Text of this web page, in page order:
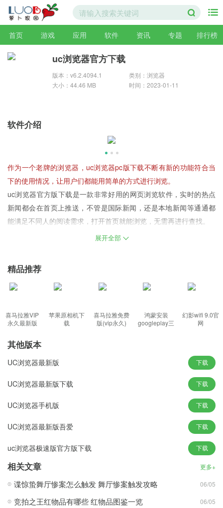
首页 游戏 应用 软件 资讯 专题 排行榜
uc浏览器官方下载
版本：v6.2.4094.1
类别：浏览器
大小：44.46 MB
时间：2023-01-11
软件介绍
作为一个老牌的浏览器，uc浏览器pc版下载不断有新的功能符合当
下的使用情况，让用户们都能用简单的方式进行浏览。
uc浏览器官方版下载是一款非常好用的网页浏览软件，实时的热点
新闻都会在首页上推送，不管是国际新闻，还是本地新闻等通通都
能满足不同人的阅读需求，打开首页就能浏览，无需再进行查找。
账号就搞定，不同设备间轻松同步标签、书签和个性设置，精彩资
讯一刷即有，热门头条轻松掌握，无须翻页就可一览到底。
1、充分利用GPU加速渲染，极速浏览，提升传输速度，网页即点即
开，节省超过30%流量。
2、内置极速下载模块，无需手机助手，一键安装软件到手机，完美
释放硬件潜能。
3、最新资讯及时提醒，都是你喜欢的，鼠标悬停即可预览大图和动
uc浏览器特点：
1、搭载最新的Blink内核和经典Trident内核，在这里搜索各种你需要
的内容信息。
2、依靠领先的手机移动端的技术优化，在兼顾兼容性的同时给于大
展开全部
精品推荐
喜马拉雅VIP
永久最新版
苹果原相机下
载
喜马拉雅免费
版(vip永久)
鸿蒙安装
googleplay三
幻影wifi 9.0官
网
其他版本
UC浏览器最新版 下载
UC浏览器最新版下载 下载
UC浏览器手机版 下载
UC浏览器最新版吾爱 下载
uc浏览器极速版官方版下载 下载
相关文章 更多+
谍惊蛰舞厅惨案怎么触发 舞厅惨案触发攻略 06/05
竞拍之王红物品有哪些 红物品图鉴一览 06/05